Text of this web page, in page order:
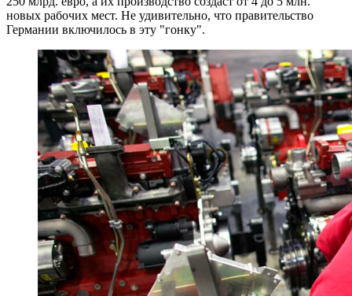
новых рабочих мест. Не удивительно, что правительство
Германии включилось в эту "гонку".